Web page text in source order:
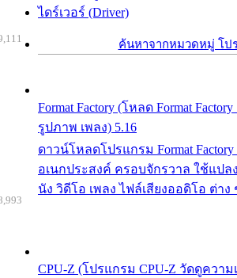
ไดร์เวอร์ (Driver)
ค้นหาจากหมวดหมู่ โป
Format Factory (โหลด Format
รูปภาพ เพลง) 5.16
ดาวน์โหลดโปรแกรม Format
อเนกประสงค์ ครอบจักรวาล ใช้แป
นัง วิดีโอ เพลง ไฟล์เสียงออดิโอ ต่าง
CPU-Z (โปรแกรม CPU-Z วัดดูความ